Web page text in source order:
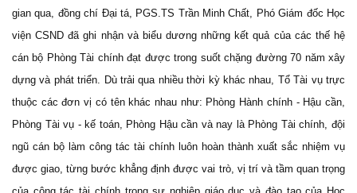
gian qua, đồng chí Đại tá, PGS.TS Trần Minh Chất, Phó Giám đốc Học
viện CSND đã ghi nhận và biểu dương những kết quả của các thế hệ
cán bộ Phòng Tài chính đạt được trong suốt chặng đường 70 năm xây
dựng và phát triển. Dù trải qua nhiều thời kỳ khác nhau, Tổ Tài vụ trực
thuộc các đơn vị có tên khác nhau như: Phòng Hành chính - Hậu cần,
Phòng Tài vụ - kế toán, Phòng Hậu cần và nay là Phòng Tài chính, đội
ngũ cán bộ làm công tác tài chính luôn hoàn thành xuất sắc nhiệm vụ
được giao, từng bước khẳng định được vai trò, vị trí và tầm quan trọng